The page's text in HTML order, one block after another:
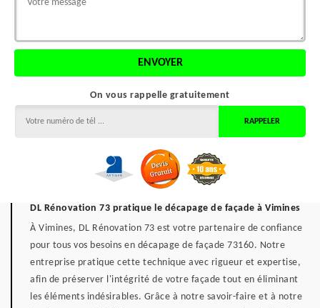
On vous rappelle gratuitement
DL Rénovation 73 pratique le décapage de façade à Vimines
À Vimines, DL Rénovation 73 est votre partenaire de confiance
pour tous vos besoins en décapage de façade 73160. Notre
entreprise pratique cette technique avec rigueur et expertise,
afin de préserver l'intégrité de votre façade tout en éliminant
les éléments indésirables. Grâce à notre savoir-faire et à notre